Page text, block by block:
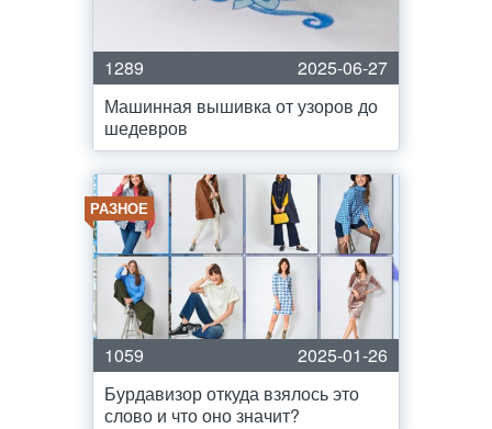
1289
2025-06-27
Машинная вышивка от узоров до
шедевров
РАЗНОЕ
1059
2025-01-26
Бурдавизор откуда взялось это
слово и что оно значит?